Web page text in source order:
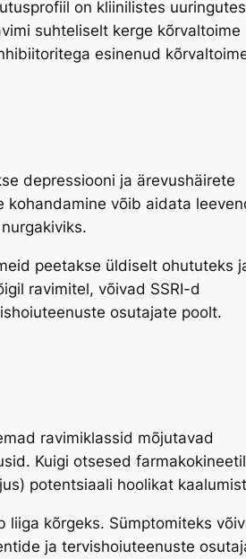
on kliinilistes uuringutes
suhteliselt kerge kõrvaltoime
esinenud
depressiooni ja ärevushäirete
kohandamine võib aidata
peetakse üldiselt ohututeks
ravimitel, võivad SSRI-d
osutajate poolt.
ravimiklassid mõjutavad
Kuigi otsesed
potentsiaali hoolikat
kõrgeks. Sümptomiteks
ja tervishoiuteenuste